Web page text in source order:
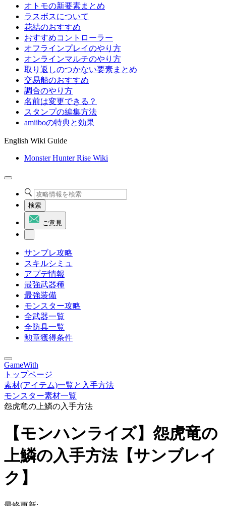
オトモの新要素まとめ
ラスボスについて
花結のおすすめ
おすすめコントローラー
オフラインプレイのやり方
オンラインマルチのやり方
取り返しのつかない要素まとめ
交易船のおすすめ
調合のやり方
名前は変更できる？
スタンプの編集方法
amiiboの特典と効果
English Wiki Guide
Monster Hunter Rise Wiki
検索
ご意見
サンブレ攻略
スキルシミュ
アプデ情報
最強武器種
最強装備
モンスター攻略
全武器一覧
全防具一覧
勲章獲得条件
GameWith
トップページ
素材(アイテム)一覧と入手方法
モンスター素材一覧
怨虎竜の上鱗の入手方法
【モンハンライズ】怨虎竜の
上鱗の入手方法【サンブレイ
ク】